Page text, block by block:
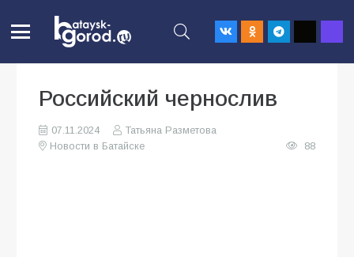
Российский чернослив
07.11.2024
Татьяна Разметова
Новости в Батайске
88